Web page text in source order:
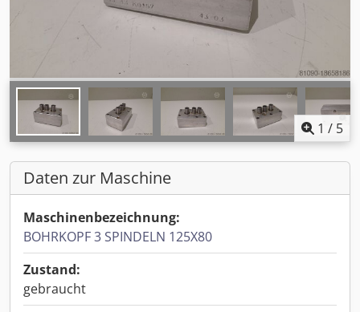
1 / 5
Daten zur Maschine
Maschinenbezeichnung:
BOHRKOPF 3 SPINDELN 125X80
Zustand:
gebraucht